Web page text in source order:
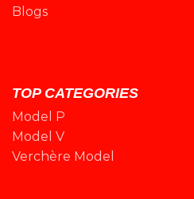
Blogs
TOP CATEGORIES
Model P
Model V
Verchère Model